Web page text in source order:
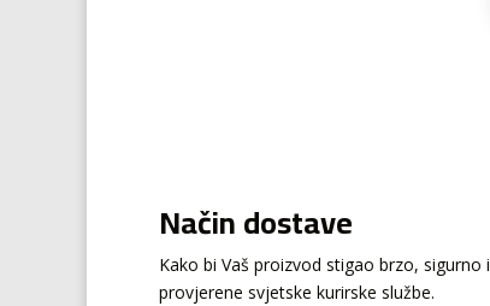
Način dostave
Kako bi Vaš proizvod stigao brzo,
provjerene svjetske kurirske službe.